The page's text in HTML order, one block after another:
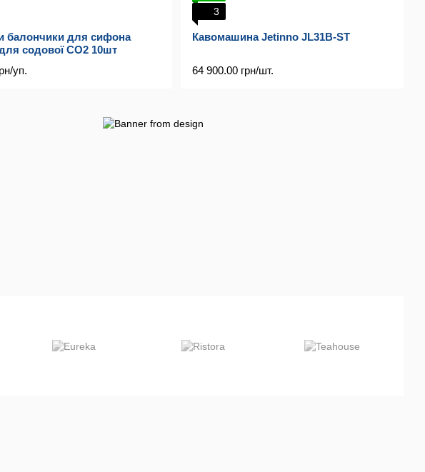
балончики для сифона
содової CO2 10шт
уп.
3
Кавомашина Jetinno JL31B-ST
64 900.00 грн/шт.